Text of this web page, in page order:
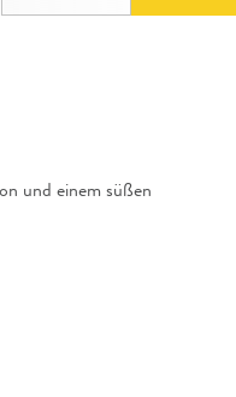
und einem süßen